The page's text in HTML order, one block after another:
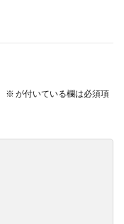
※ が付いている欄は必須項